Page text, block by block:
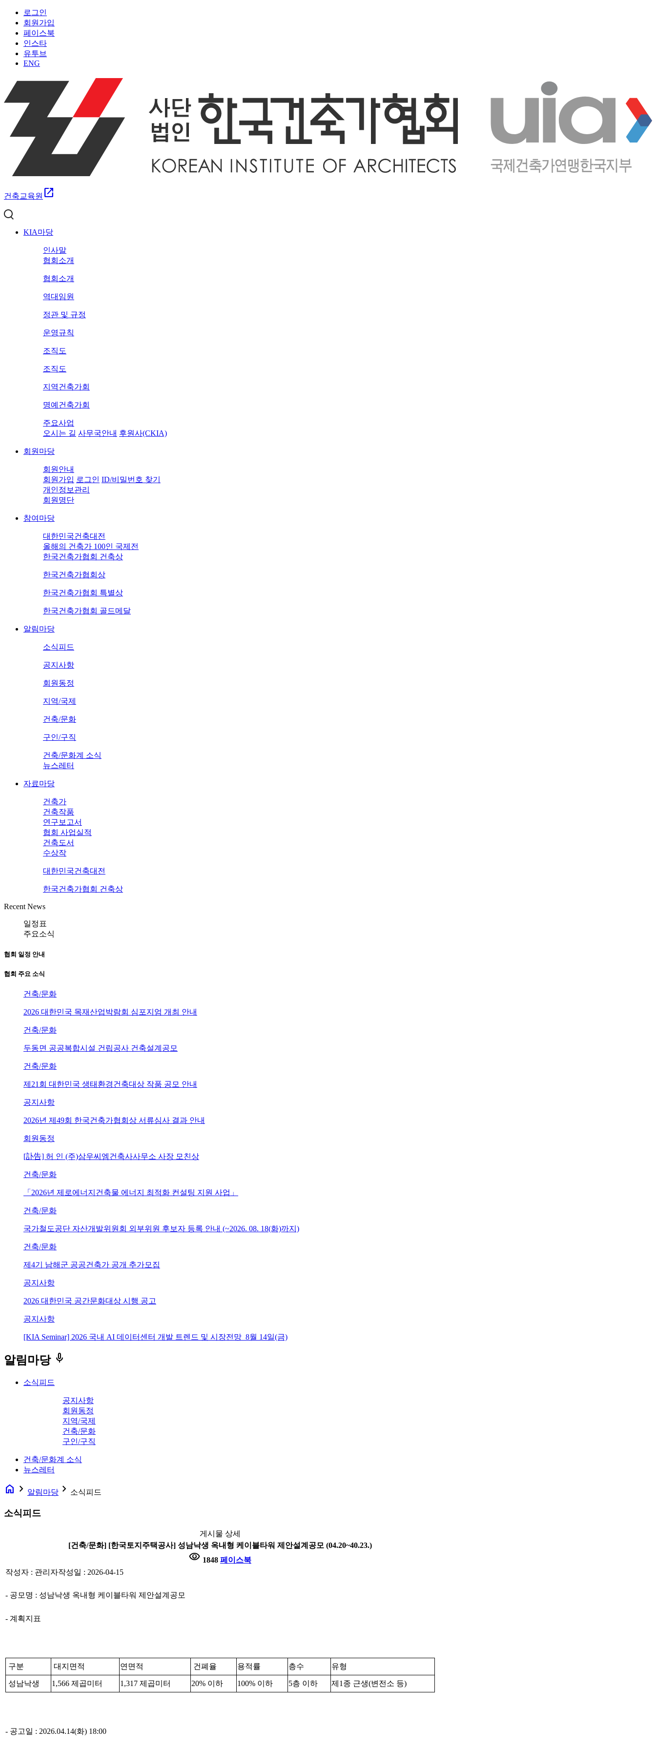
로그인
회원가입
페이스북
인스타
유투브
ENG
건축교육원 open_in_new
KIA마당
인사말
협회소개
협회소개
역대임원
정관 및 규정
운영규칙
조직도
조직도
지역건축가회
명예건축가회
주요사업
오시는 길 사무국안내 후원사(CKIA)
회원마당
회원안내
회원가입 로그인 ID/비밀번호 찾기
개인정보관리
회원명단
참여마당
대한민국건축대전
올해의 건축가 100인 국제전
한국건축가협회 건축상
한국건축가협회상
한국건축가협회 특별상
한국건축가협회 골드메달
알림마당
소식피드
공지사항
회원동정
지역/국제
건축/문화
구인/구직
건축/문화계 소식
뉴스레터
자료마당
건축가
건축작품
연구보고서
협회 사업실적
건축도서
수상작
대한민국건축대전
한국건축가협회 건축상
Recent News
일정표
주요소식
협회 일정 안내
협회 주요 소식
건축/문화
2026 대한민국 목재산업박람회 심포지엄 개최 안내
건축/문화
두동면 공공복합시설 건립공사 건축설계공모
건축/문화
제21회 대한민국 생태환경건축대상 작품 공모 안내
공지사항
2026년 제49회 한국건축가협회상 서류심사 결과 안내
회원동정
[訃告] 허 인 (주)삼우씨엠건축사사무소 사장 모친상
건축/문화
「2026년 제로에너지건축물 에너지 최적화 컨설팅 지원 사업」
건축/문화
국가철도공단 자산개발위원회 외부위원 후보자 등록 안내 (~2026. 08. 18(화)까지)
건축/문화
제4기 남해군 공공건축가 공개 추가모집
공지사항
2026 대한민국 공간문화대상 시행 공고
공지사항
[KIA Seminar] 2026 국내 AI 데이터센터 개발 트렌드 및 시장전망_8월 14일(금)
알림마당 keyboard_voice
소식피드
공지사항
회원동정
지역/국제
건축/문화
구인/구직
건축/문화계 소식
뉴스레터
home navigate_next 알림마당 navigate_next 소식피드
소식피드
게시물 상세
[건축/문화] [한국토지주택공사] 성남낙생 옥내형 케이블타워 제안설계공모 (04.20~40.23.)
visibility 1848 페이스북
작성자 : 관리자작성일 : 2026-04-15
- 공모명 : 성남낙생 옥내형 케이블타워 제안설계공모
- 계획지표
구분 대지면적 연면적 건폐율 용적률 층수 유형
성남낙생 1,566 제곱미터 1,317 제곱미터 20% 이하 100% 이하 5층 이하 제1종 근생(변전소 등)
- 공고일 : 2026.04.14(화) 18:00